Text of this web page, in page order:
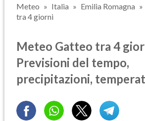
Meteo Italia Emilia Romagna
tra 4 giorni
Meteo Gatteo tra 4
Previsioni del tempo,
precipitazioni,